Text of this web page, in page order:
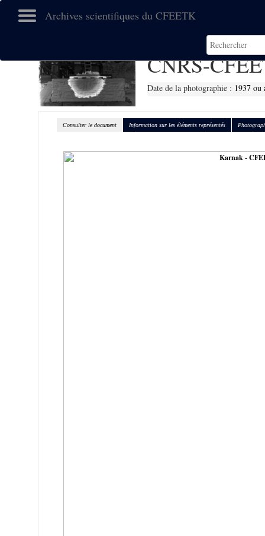
Archives scientifiques du CFEETK
CNRS-
Date de la photographie : 1937 ou
Consulter le document Information sur les éléments représentés